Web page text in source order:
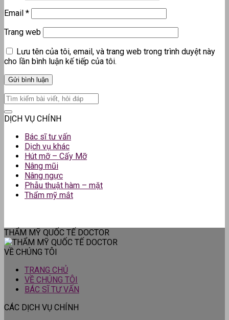
Email *
Trang web
Lưu tên của tôi, email, và trang web trong trình duyệt này
cho lần bình luận kế tiếp của tôi.
DỊCH VỤ CHÍNH
Bác sĩ tư vấn
Dịch vụ khác
Hút mỡ – Cấy Mỡ
Nâng mũi
Nâng ngực
Phẫu thuật hàm – mặt
Thẩm mỹ mắt
THẨM MỸ QUỐC TẾ DOCTOR
VỀ CHÚNG TÔI
TRANG CHỦ
VỀ CHÚNG TÔI
BÁC SĨ TƯ VẤN
CÁC DỊCH VỤ CHÍNH